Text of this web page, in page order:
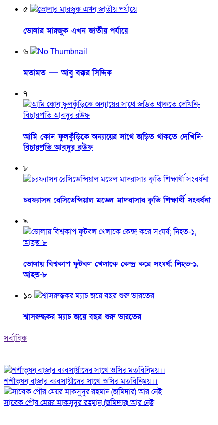
৫
ভোলার মারজুক এখন জাতীয় পর্যায়ে
৬
মতামত —– আবু বক্কর সিদ্দিক
৭
আমি কোন ফুলকুঁড়িকে অন্যায়ের সাথে জড়িত থাকতে দেখিনি-
বিচারপতি আবদুর রউফ
৮
চরফ্যাসন রেসিডেন্সিয়াল মডেল মাদরাসার কৃতি শিক্ষার্থী সংবর্ধনা
৯
ভোলায় বিশ্বকাপ ফুটবল খেলাকে কেন্দ্র করে সংঘর্ষ; নিহত-১,
আহত-৮
১০
শ্বাসরুদ্ধকর ম্যাচ জয়ে বছর শুরু ভারতের
সর্বাধিক
শশীভূষন বাজার ব্যবসায়ীদের সাথে ওসির মতবিনিময়।।
সাবেক পৌর মেয়র মাকসুদুর রহমান (জমিদার) আর নেই